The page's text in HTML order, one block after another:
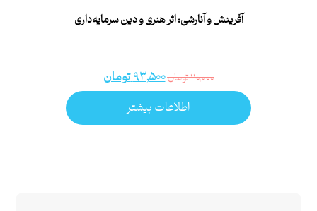
آفرینش و آنارشی: اثر هنری و دین سرمایه‌داری
۱۱۰,۰۰۰تومان۹۳,۵۰۰تومان
اطلاعات بیشتر